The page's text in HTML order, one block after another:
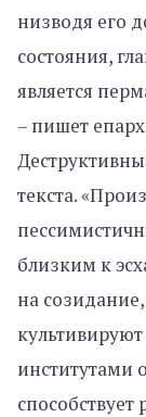
низводя его
состояния,
является
– пишет
текста.
близким к
на
институтами